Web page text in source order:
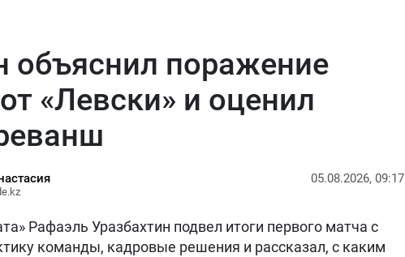
объяснил поражение
«Левски» и оценил
05.08.2026, 09:17
Рафаэль Уразбахтин подвел итоги первого матча с
команды, кадровые решения и рассказал, с каким